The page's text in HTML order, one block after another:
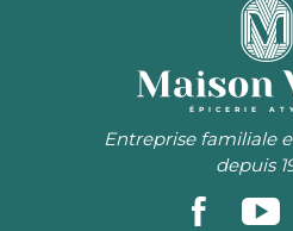
ÉPICERIE
Entreprise familiale
depuis